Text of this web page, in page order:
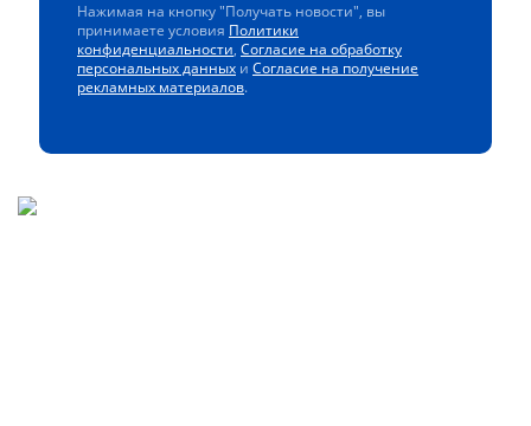
Нажимая на кнопку "Получать новости", вы
принимаете условия Политики
конфиденциальности, Согласие на обработку
персональных данных и Согласие на получение
рекламных материалов.